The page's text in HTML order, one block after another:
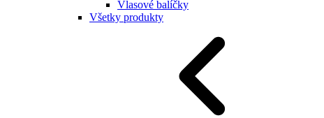
Vlasové balíčky
Všetky produkty